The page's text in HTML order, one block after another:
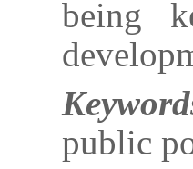
being
public